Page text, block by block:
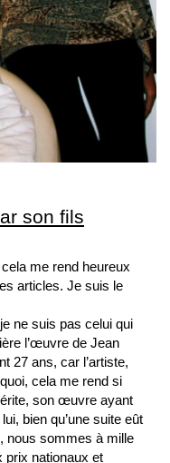
son fils
me rend heureux
articles. Je suis le
ne suis pas celui qui
l’œuvre de Jean
27 ans, car l’artiste,
cela me rend si
son œuvre ayant
bien qu’une suite eût
nous sommes à mille
prix nationaux et